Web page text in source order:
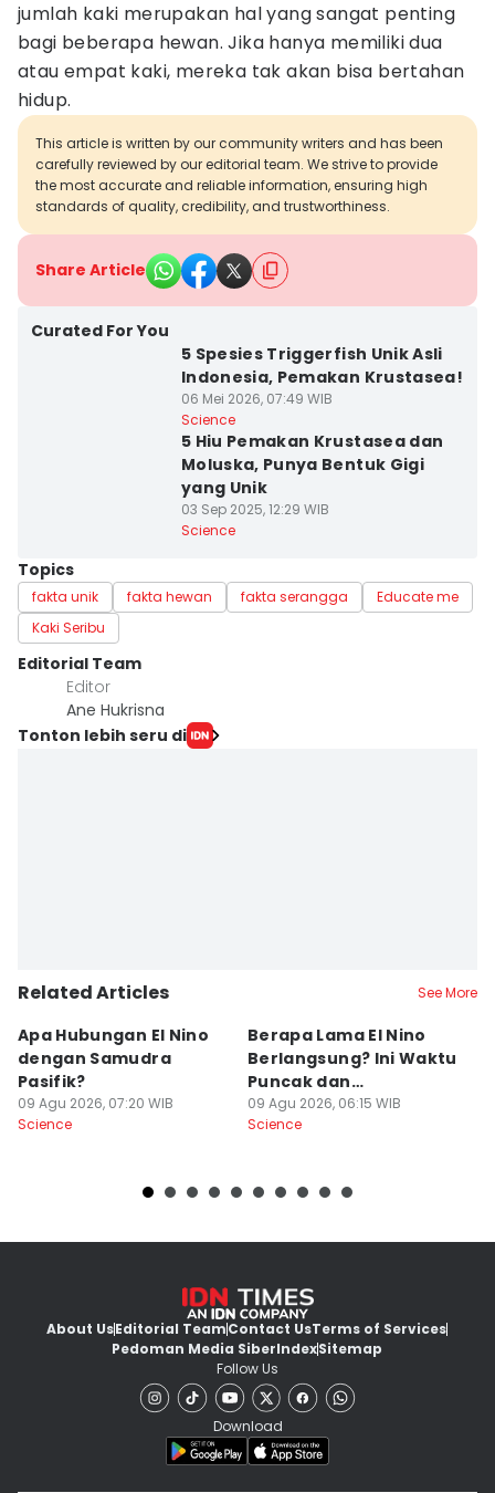
jumlah kaki merupakan hal yang sangat penting
bagi beberapa hewan. Jika hanya memiliki dua
atau empat kaki, mereka tak akan bisa bertahan
hidup.
This article is written by our community writers and has been
carefully reviewed by our editorial team. We strive to provide
the most accurate and reliable information, ensuring high
standards of quality, credibility, and trustworthiness.
Share Article
Curated For You
5 Spesies Triggerfish Unik Asli
Indonesia, Pemakan Krustasea!
06 Mei 2026, 07:49 WIB
Science
5 Hiu Pemakan Krustasea dan
Moluska, Punya Bentuk Gigi
yang Unik
03 Sep 2025, 12:29 WIB
Science
Topics
fakta unik fakta hewan fakta serangga
Educate me
Kaki Seribu
Editorial Team
Editor
Ane Hukrisna
Tonton lebih seru di
Related Articles See More
Apa Hubungan El Nino
dengan Samudra
Pasifik?
09 Agu 2026, 07:20 WIB
Science
Berapa Lama El Nino
Berlangsung? Ini Waktu
Puncak dan
Penyebabnya
09 Agu 2026, 06:15 WIB
Science
About UsEditorial TeamContact UsTerms of Services
Pedoman Media SiberIndexSitemap
Follow Us
Download